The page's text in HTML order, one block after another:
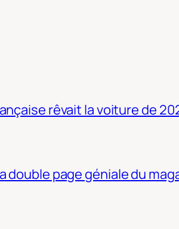
rêvait la voiture de
double page géniale du